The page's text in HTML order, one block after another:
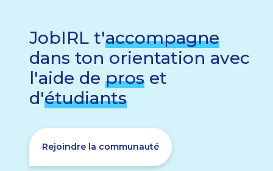
JobIRL t'accompagne
dans ton orientation avec
l'aide de pros et
d'étudiants
Rejoindre la communauté